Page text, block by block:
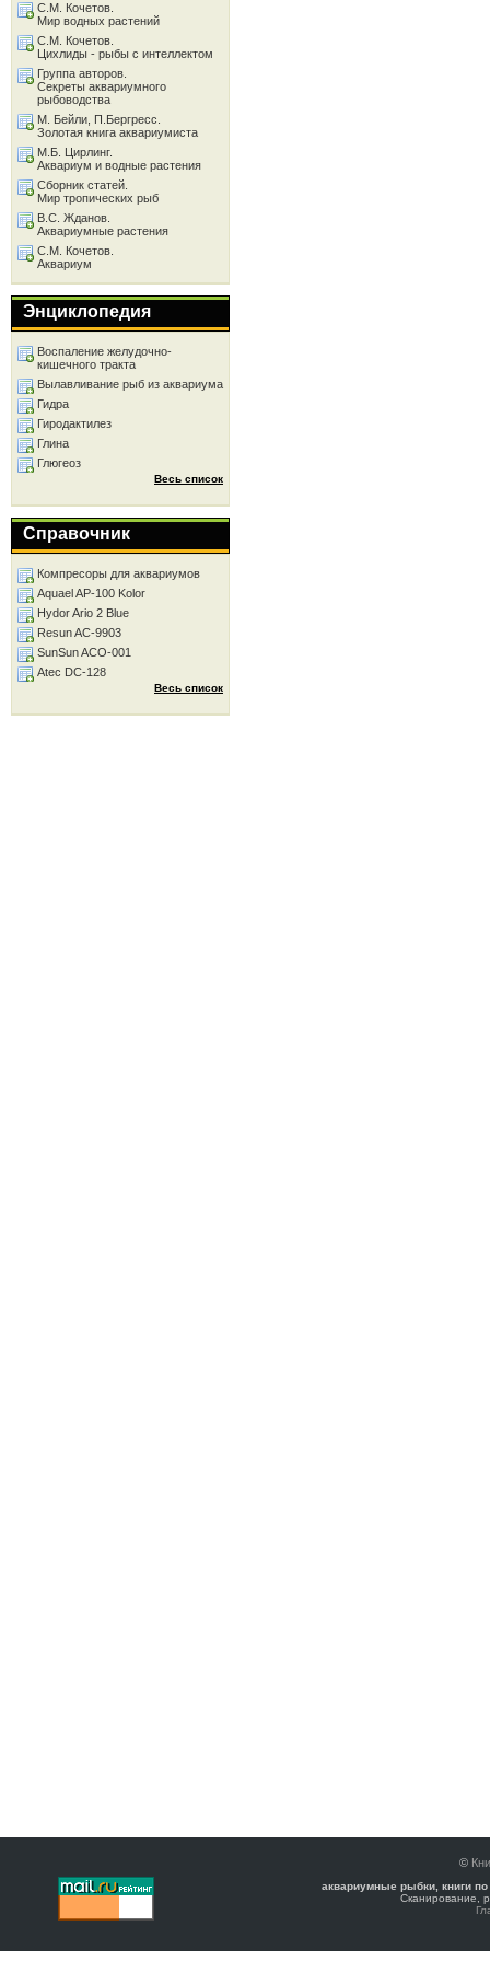
С.М. Кочетов.
Мир водных растений
С.М. Кочетов.
Цихлиды - рыбы с интеллектом
Группа авторов.
Секреты аквариумного
рыбоводства
М. Бейли, П.Бергресс.
Золотая книга аквариумиста
М.Б. Цирлинг.
Аквариум и водные растения
Сборник статей.
Мир тропических рыб
В.С. Жданов.
Аквариумные растения
С.М. Кочетов.
Аквариум
Энциклопедия
Воспаление желудочно-
кишечного тракта
Вылавливание рыб из аквариума
Гидра
Гиродактилез
Глина
Глюгеоз
Весь список
Справочник
Компресоры для аквариумов
Aquael AP-100 Kolor
Hydor Ario 2 Blue
Resun AC-9903
SunSun ACO-001
Atec DC-128
Весь список
©
аквариумные рыбки, книги
Сканирование,